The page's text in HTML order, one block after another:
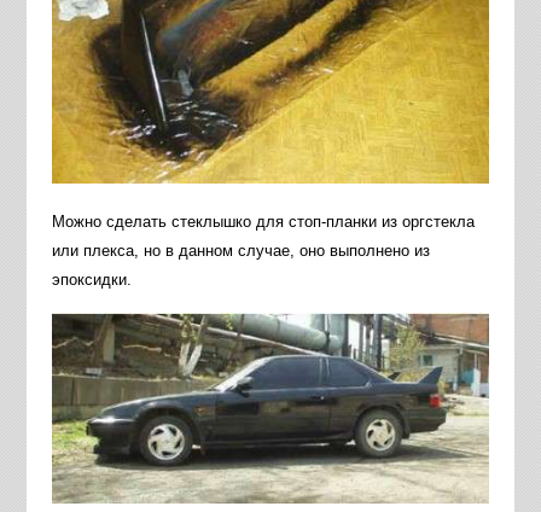
Можно сделать стеклышко для стоп-планки из оргстекла
или плекса, но в данном случае, оно выполнено из
эпоксидки.